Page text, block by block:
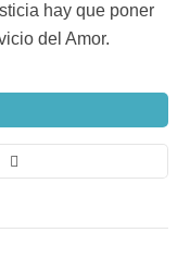
hay que poner
del Amor.